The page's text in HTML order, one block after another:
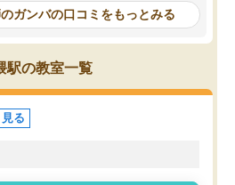
は平均点以上の
あと1年受験ま
室を使用しな
います！
問できるのでとても助か
ガンバの口コミをもっとみる
駅の教室一覧
る